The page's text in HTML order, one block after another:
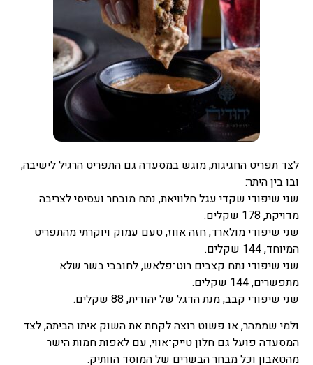
לצד תפריט החגיגות, מוגש במסעדה גם התפריט הרגיל לישיבה,
ובו בין היתר:
שני שיפודי שקדי עגל חלוויאת, נתח מובחר ועסיסי לצריבה
מדויקת, 178 שקלים.
שני שיפודי מולארד, חזה אווז, טעם עמוק ויוקרתי מהתפריט
המיוחד, 144 שקלים.
שני שיפודי נתח קצבים רוט־פלאש, לחובבי בשר שלא
מתפשרים, 144 שקלים.
שני שיפודי קבב, מנת הדגל של יהודית, 88 שקלים.
ולמי שממהר, או פשוט רוצה לקחת את השוק איתו הביתה, לצד
המסעדה פועל גם חלון טייק־אווי, עם לאפות חמות הישר
מהטאבון וכל מבחר הבשרים של המוסד הוותיק.